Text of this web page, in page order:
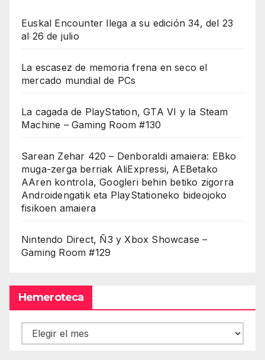
Euskal Encounter llega a su edición 34, del 23
al 26 de julio
La escasez de memoria frena en seco el
mercado mundial de PCs
La cagada de PlayStation, GTA VI y la Steam
Machine – Gaming Room #130
Sarean Zehar 420 – Denboraldi amaiera: EBko
muga-zerga berriak AliExpressi, AEBetako
AAren kontrola, Googleri behin betiko zigorra
Androidengatik eta PlayStationeko bideojoko
fisikoen amaiera
Nintendo Direct, Ñ3 y Xbox Showcase –
Gaming Room #129
Hemeroteca
Hemeroteca